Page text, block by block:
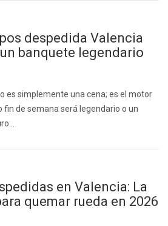
despedida Valencia
banquete legendario
es simplemente una cena; es el motor
fin de semana será legendario o un
en Valencia: La
quemar rueda en 2026